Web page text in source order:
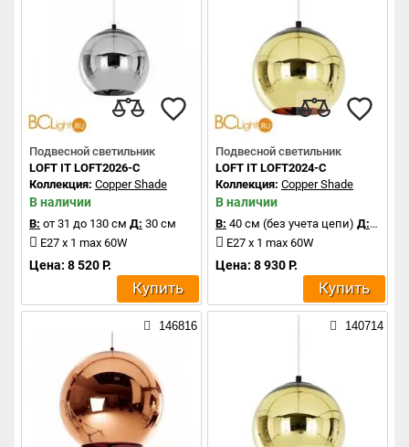
Подвесной светильник
LOFT IT LOFT2026-C
Коллекция: Copper Shade
В наличии
В: от 31 до 130 см Д: 30 см
E27 x 1 max 60W
Цена: 8 520 Р.
Купить
Подвесной светильник
LOFT IT LOFT2024-C
Коллекция: Copper Shade
В наличии
В: 40 см (без учета цепи) Д:40 см
E27 x 1 max 60W
Цена: 8 930 Р.
Купить
146816 140714